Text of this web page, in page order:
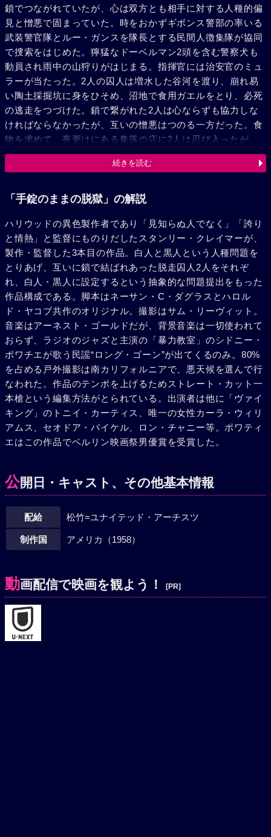
鎖でつながれていたが、心は双方とも相手に対する人種的偏
見と憎悪で固まっていた。時をおかずギボンス警部の率いる
武装警官隊とルー・ガンスを隊長とする民間人徴集隊が協同
で捜索をはじめた。獰猛なドーベルマン2頭を含む警察犬も
動員され雨中の山狩りがはじまる。指揮官には治安官のミュ
ラーが当たった。2人の囚人は増水した谷河を渡り、崩れ易
い陶土採掘坑に身をひそめ、沼地で食用ガエルをとり、必死
の逃走をつづけた。鎖で繋がれた2人は心ならずも協力しな
ければならなかったが、互いの憎悪はつのる一方だった。食
物を求めて、夜更けにある集落の店に2人は忍び入ったが、
誤って足を滑らしたジャクスンは手錠で手首を切り、カレン
も共に床に転落して、物音により村人たちに捕らえられた。
中生活をしたらしい手錠のあとのある大男サムに救われた。
ぐり合いとなった。この時、2人の鼻先に22口径のライフル
がつきつけられた。何とそれは10歳位の男の子だった。カレ
ンは銃を奪うと子供の家に向かった。母親は2人に食物を与
え、タガネと金槌を出して鎖を切った。ジャクソンは手首の
傷から発熱して倒れた。半年前から夫に捨てられ、2人で暮
らしてきたという女は、翌朝、熱の下がったジャクソンに連
れて逃げてくれと頼んだ。そして、北に逃げたいというカレ
ンに沼地を抜ける近道を教えた。しかし、カレンが発った
後、それが流砂に埋まる死の道だと知ったジャクソンは、女
を振り切って憎みきっている筈の黒人のあとを追って行き、
カレンを助けた。しかしその時少年の撃ったライフルの弾丸
がジャクソンの胸を貫いていた。追手は銃声で迫ってき、警
察犬の吠え声がする。鉄道線路にたどりついて2人は、通過
する列車にとびついた。しかし、先にはい上がってのばした
カレンの手をジャクソンが掴みながらも、力つきた2人は車
外に転落した。捜索隊が追いついた時、虫の息ながら微笑み
んでいた。
続きを読む
「手錠のままの脱獄」の解説
ハリウッドの異色製作者であり「見知らぬ人でなく」「誇り
と情熱」と監督にものりだしたスタンリー・クレイマーが、
製作・監督した3本目の作品。白人と黒人という人種問題を
とりあげ、互いに鎖で結ばれあった脱走囚人2人をそれぞ
れ、白人・黒人に設定するという抽象的な問題提出をもった
作品構成である。脚本はネーサン・C・ダグラスとハロル
ド・ヤコブ共作のオリジナル。撮影はサム・リーヴィット。
音楽はアーネスト・ゴールドだが、背景音楽は一切使われて
おらず、ラジオのジャズと主演の「暴力教室」のシドニー・
ポワチエが歌う民謡“ロング・ゴーン”が出てくるのみ。80%
を占める戸外撮影は南カリフォルニアで、悪天候を選んで行
なわれた。作品のテンポを上げるためストレート・カット一
本槍という編集方法がとられている。出演者は他に「ヴァイ
キング」のトニイ・カーティス、唯一の女性カーラ・ウィリ
アムス、セオドア・バイケル、ロン・チャニー等。ポワティ
エはこの作品でベルリン映画祭男優賞を受賞した。
公開日・キャスト、その他基本情報
配給 松竹=ユナイテッド・アーチスツ
制作国 アメリカ（1958）
動画配信で映画を観よう！ [PR]